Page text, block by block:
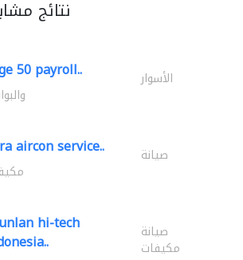
نتائج
50 payroll.. الأسوار
aircon service.. صيانة
hi-tech صيانة
مكيفات